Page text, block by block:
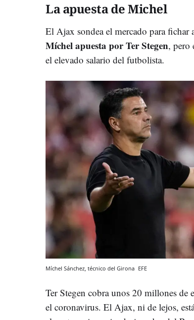
La apuesta de Michel
El Ajax sondea el mercado para fichar
Míchel apuesta por Ter Stegen, pero
el elevado salario del futbolista.
Míchel Sánchez, técnico del Girona EFE
Ter Stegen cobra unos 20 millones de
el coronavirus. El Ajax, ni de lejos,